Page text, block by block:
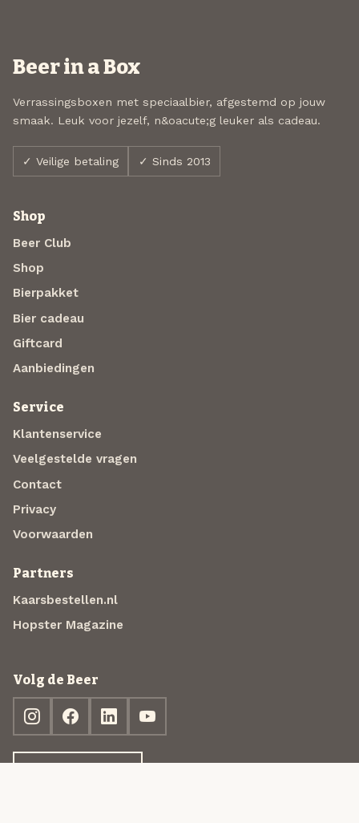
Beer in a Box
Verrassingsboxen met speciaalbier, afgestemd op jouw
smaak. Leuk voor jezelf, n&oacute;g leuker als cadeau.
✓ Veilige betaling ✓ Sinds 2013
Shop
Beer Club
Shop
Bierpakket
Bier cadeau
Giftcard
Aanbiedingen
Service
Klantenservice
Veelgestelde vragen
Contact
Privacy
Voorwaarden
Partners
Kaarsbestellen.nl
Hopster Magazine
Volg de Beer